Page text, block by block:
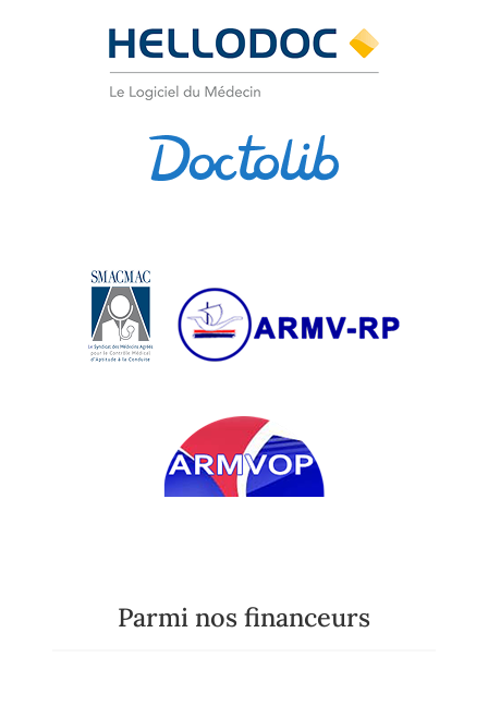
Parmi nos financeurs